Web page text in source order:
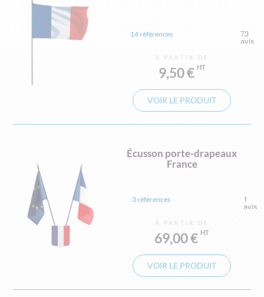
14 références
À PARTIR DE
9,50 €
VOIR LE PRODUIT
Écusson porte-drapeaux
France
3 références
À PARTIR DE
69,00 €
VOIR LE PRODUIT